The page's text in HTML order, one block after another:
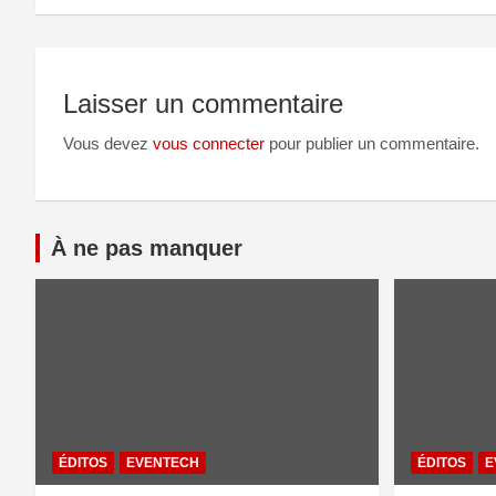
Laisser un commentaire
Vous devez vous connecter pour publier un commentaire.
À ne pas manquer
ÉDITOS EVENTECH ÉDITOS